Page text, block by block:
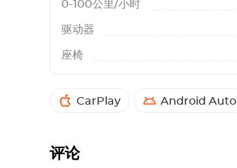
0-100公里/小时
驱动器
座椅
CarPlay Android Auto
评论